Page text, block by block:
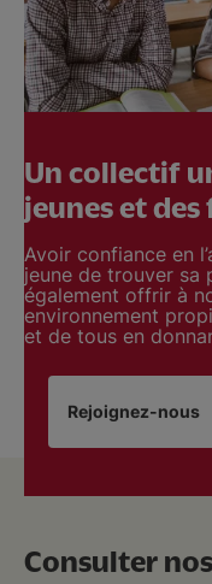
Un collectif
jeunes et des
Avoir confiance en
jeune de trouver sa
également offrir à
environnement
et de tous en
Rejoignez-nous
Consulter